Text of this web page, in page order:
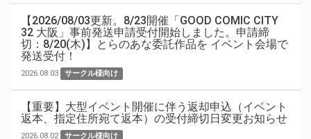
【2026/08/03更新。8/23開催「GOOD COMIC CITY
32 大阪」事前発送申請受付開始しました。申請締
切：8/20(木)】とらのあな委託作品を イベント会場で
発送受付！
2026.08.03 サークル様向け
【重要】大型イベント開催に伴う返却申込（イベント
返本、指定住所宛て返本）の受付締切日変更お知らせ
2026.08.02 サークル様向け